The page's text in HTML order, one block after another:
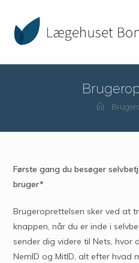
Første gang du besøger
bruger*
Brugeroprettelsen sker ved at
knappen, når du er inde i
sender dig videre til Nets, hvor
NemID og MitID, alt efter hvad